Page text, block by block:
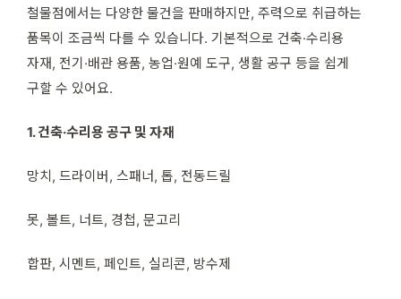
철물점에서는 다양한 물건을 판매하지만, 주력으로 취급하는
품목이 조금씩 다를 수 있습니다. 기본적으로 건축·수리용
자재, 전기·배관 용품, 농업·원예 도구, 생활 공구 등을 쉽게
구할 수 있어요.
1. 건축·수리용 공구 및 자재
망치, 드라이버, 스패너, 톱, 전동드릴
못, 볼트, 너트, 경첩, 문고리
합판, 시멘트, 페인트, 실리콘, 방수제